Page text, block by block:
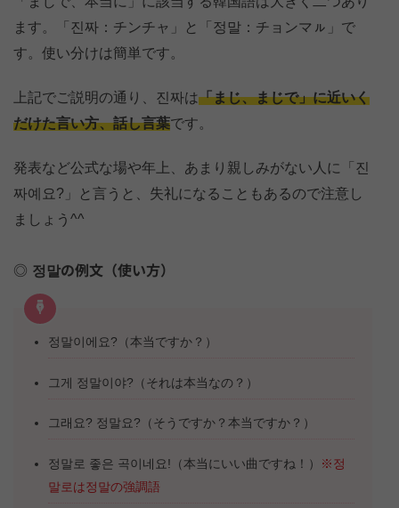
ます。「진짜：チンチャ」と「정말：チョンマㇽ」で
す。使い分けは簡単です。
上記でご説明の通り、진짜は「まじ、まじで」に近いく
だけた言い方、話し言葉です。
発表など公式な場や年上、あまり親しみがない人に「진
짜예요?」と言うと、失礼になることもあるので注意し
ましょう^^
정말の例文（使い方）
정말이에요?（本当ですか？）
그게 정말이야?（それは本当なの？）
그래요? 정말요?（そうですか？本当ですか？）
정말로 좋은 곡이네요!（本当にいい曲ですね！）
※정
말로は정말の強調語